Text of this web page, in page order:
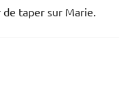
taper sur Marie.